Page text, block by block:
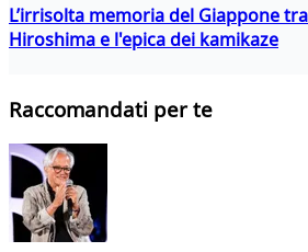
L’irrisolta memoria del Giappone
Hiroshima e l'epica dei kamikaze
Raccomandati per te